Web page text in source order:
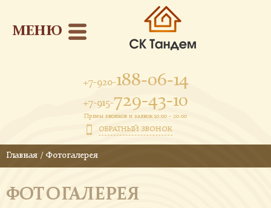
+7-920-188-06-14
+7-915-729-43-10
Прием звонков и заявок 10:00 - 20:00
ОБРАТНЫЙ ЗВОНОК
МЕНЮ
Главная / Фотогалерея
ФОТОГАЛЕРЕЯ